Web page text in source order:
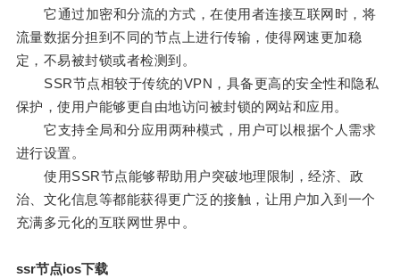
它通过加密和分流的方式，在使用者连接互联网时，将
流量数据分担到不同的节点上进行传输，使得网速更加稳
定，不易被封锁或者检测到。
SSR节点相较于传统的VPN，具备更高的安全性和隐私
保护，使用户能够更自由地访问被封锁的网站和应用。
它支持全局和分应用两种模式，用户可以根据个人需求
进行设置。
使用SSR节点能够帮助用户突破地理限制，经济、政
治、文化信息等都能获得更广泛的接触，让用户加入到一个
充满多元化的互联网世界中。
ssr节点ios下载